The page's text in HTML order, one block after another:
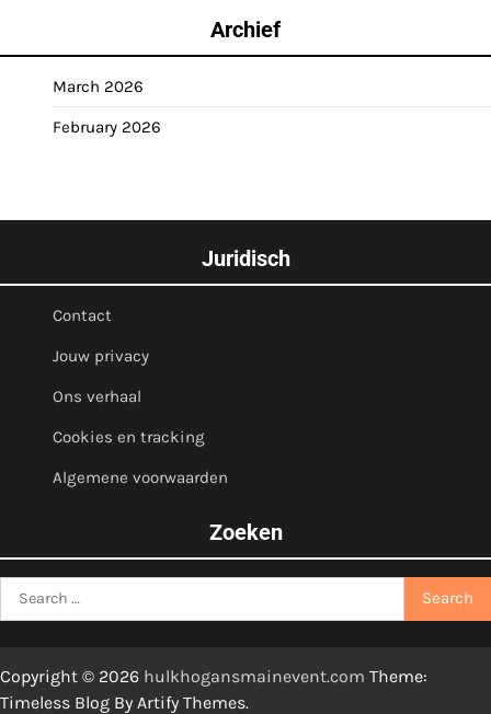
Archief
March 2026
February 2026
Juridisch
Contact
Jouw privacy
Ons verhaal
Cookies en tracking
Algemene voorwaarden
Zoeken
Copyright © 2026 hulkhogansmainevent.com Theme:
Timeless Blog By Artify Themes.